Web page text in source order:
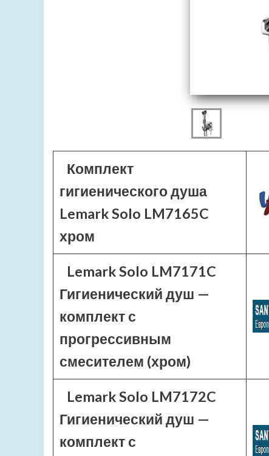
Комплект
гигиенического душа
Lemark Solo LM7165C
хром
Lemark Solo LM7171C
Гигиенический душ —
комплект с
прогрессивным
смесителем (хром)
Lemark Solo LM7172C
Гигиенический душ —
комплект с